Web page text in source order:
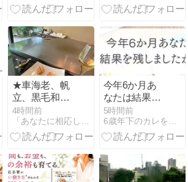
に来た電話番
索+カレンダ
ー完全自動照
合させてみた
★車海老、帆
立、黒毛和牛
さん達♪
4時間前
今年6か月あ
なたは結果を
残しました
か？
5時間前